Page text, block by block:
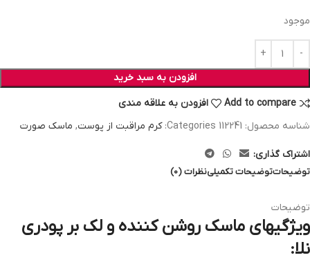
موجود
افزودن به سبد خرید
Add to compare
افزودن به علاقه مندی
شناسه محصول: 112241
Categories: کرم مراقبت از پوست, ماسک صورت
اشتراک گذاری:
توضیحاتتوضیحات تکمیلینظرات (0)
توضیحات
ویژگیهای ماسک روشن کننده و لک بر پودری
نلا: